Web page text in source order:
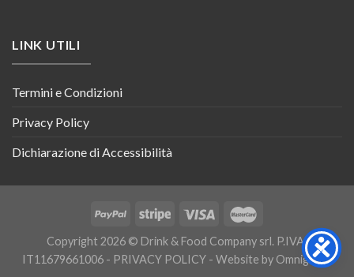
LINK UTILI
Termini e Condizioni
Privacy Policy
Dichiarazione di Accessibilità
Copyright 2026 © Drink & Food Company srl. P.IVA:
IT11679661006 - PRIVACY POLICY - Website by Omnigraph